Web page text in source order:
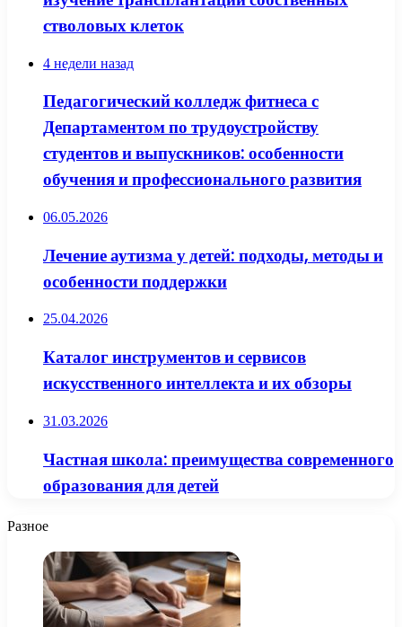
стволовых клеток
4 недели назад
Педагогический колледж фитнеса с
Департаментом по трудоустройству
студентов и выпускников: особенности
обучения и профессионального развития
06.05.2026
Лечение аутизма у детей: подходы, методы и
особенности поддержки
25.04.2026
Каталог инструментов и сервисов
искусственного интеллекта и их обзоры
31.03.2026
Частная школа: преимущества современного
образования для детей
Разное